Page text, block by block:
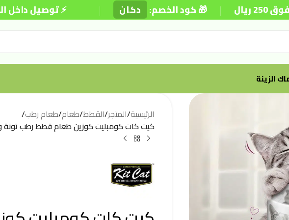
⚡ توصيل داخل 🎁 كود الخصم: دكان |
الزينة
الرئيسية/المتجر/القطط/طعام/طعام رطب/
كيت كات كومبليت كوزين طعام قطط رطب تونة